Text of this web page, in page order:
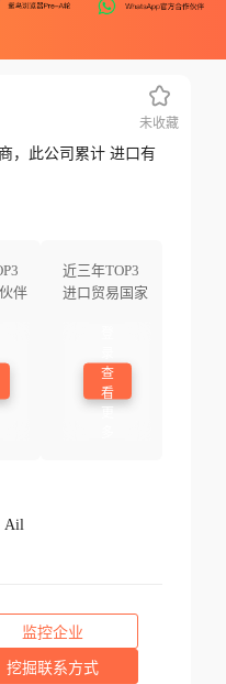
，此公司累计 进口有
伴
近三年TOP3
进口贸易国家
查
看
未收藏
Ail
监控企业
挖掘联系方式